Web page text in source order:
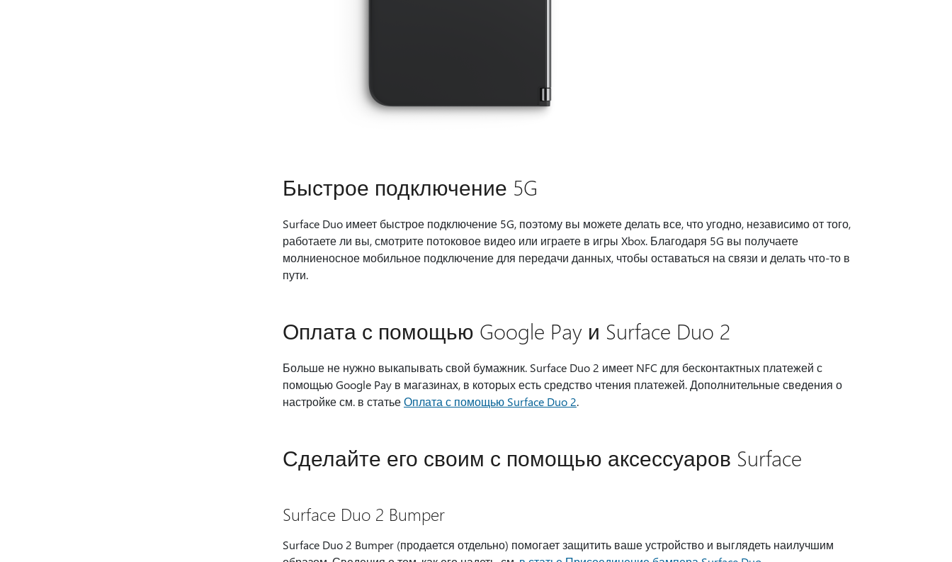
Быстрое подключение 5G
Surface Duo имеет быстрое подключение 5G, поэтому вы можете делать все, что угодно, независимо от того,
работаете ли вы, смотрите потоковое видео или играете в игры Xbox. Благодаря 5G вы получаете
молниеносное мобильное подключение для передачи данных, чтобы оставаться на связи и делать что-то в
пути.
Оплата с помощью Google Pay и Surface Duo 2
Больше не нужно выкапывать свой бумажник. Surface Duo 2 имеет NFC для бесконтактных платежей с
помощью Google Pay в магазинах, в которых есть средство чтения платежей. Дополнительные сведения о
настройке см. в статьеОплата с помощью Surface Duo 2.
Сделайте его своим с помощью аксессуаров Surface
Surface Duo 2 Bumper
Surface Duo 2 Bumper (продается отдельно) помогает защитить ваше устройство и выглядеть наилучшим